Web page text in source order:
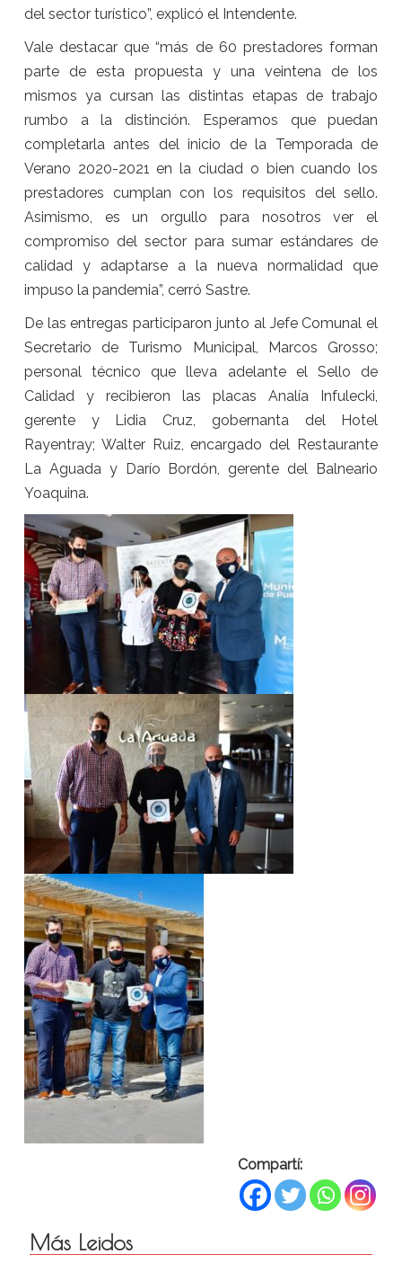
del sector turístico”, explicó el Intendente.
Vale destacar que “más de 60 prestadores forman
parte de esta propuesta y una veintena de los
mismos ya cursan las distintas etapas de trabajo
rumbo a la distinción. Esperamos que puedan
completarla antes del inicio de la Temporada de
Verano 2020-2021 en la ciudad o bien cuando los
prestadores cumplan con los requisitos del sello.
Asimismo, es un orgullo para nosotros ver el
compromiso del sector para sumar estándares de
calidad y adaptarse a la nueva normalidad que
impuso la pandemia”, cerró Sastre.
De las entregas participaron junto al Jefe Comunal el
Secretario de Turismo Municipal, Marcos Grosso;
personal técnico que lleva adelante el Sello de
Calidad y recibieron las placas Analía Infulecki,
gerente y Lidia Cruz, gobernanta del Hotel
Rayentray; Walter Ruiz, encargado del Restaurante
La Aguada y Darío Bordón, gerente del Balneario
Yoaquina.
Compartí:
Más Leidos